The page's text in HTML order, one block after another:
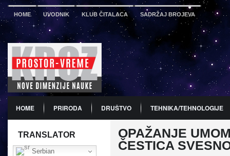
HOME UVODNIK KLUB ČITALACA SADRŽAJ BROJEVA
HOME PRIRODA DRUŠTVO TEHNIKA/TEHNOLOGIJE
PDF BROJ 12 PREDSTAVLJANJE KNJIGA PROMO
TRANSLATOR
Serbian
OPAŽANJE
ČESTICA